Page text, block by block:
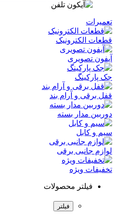
تعمیرات
قطعات الکترونیک
آیفون تصویری
جک پارکینگ
قفل برقی و آرام بند
دوربین مدار بسته
سیم و کابل
لوازم جانبی برقی
تخفیفات ویژه
فیلتر محصولات
فیلتر